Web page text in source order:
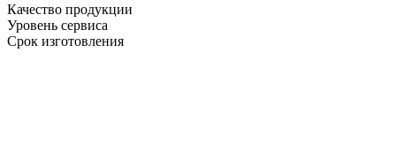
Качество продукции
Уровень сервиса
Срок изготовления